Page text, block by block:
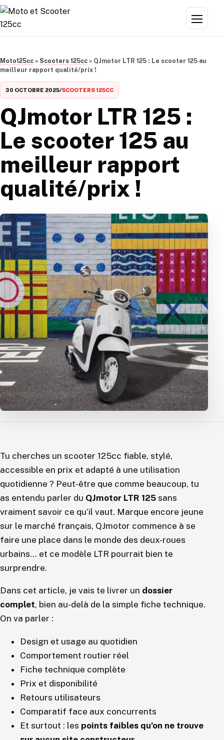
Aller au contenu
Menu
Moto125cc » Scooters 125cc » QJmotor LTR 125 : Le scooter 125 au
meilleur rapport qualité/prix !
30 OCTOBRE 2025/SCOOTERS 125CC
QJmotor LTR 125 :
Le scooter 125 au
meilleur rapport
qualité/prix !
Tu cherches un scooter 125cc fiable, stylé,
accessible en prix et adapté à une utilisation
quotidienne ? Peut-être que comme beaucoup, tu
as entendu parler du QJmotor LTR 125 sans
vraiment savoir ce qu’il vaut. Marque encore jeune
sur le marché français, QJmotor commence à se
faire une place dans le monde des deux-roues
urbains… et ce modèle LTR pourrait bien te
surprendre.
Dans cet article, je vais te livrer un dossier
complet, bien au-delà de la simple fiche technique.
On va parler :
Design et usage au quotidien
Comportement routier réel
Fiche technique complète
Prix et disponibilité
Retours utilisateurs
Comparatif face aux concurrents
Et surtout : les points faibles qu’on ne trouve